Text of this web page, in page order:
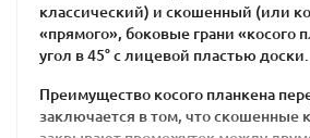
Преимущества
особенности
применения
классический) и скошенный (или
«прямого», боковые грани «косого
угол в 45° с лицевой пластью доски.
Преимущество косого планкена
заключается в том, что скошенные